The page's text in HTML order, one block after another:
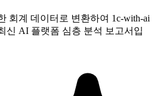
회계 데이터로 변환하여 1c-with-ai
신 AI 플랫폼 심층 분석 보고서입